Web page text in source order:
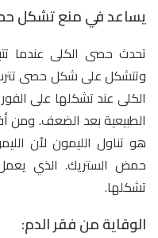
يساعد في منع تشكل
تحدث حصى الكلى عندما
وتتشكل على شكل حصى
الكلى عند تشكلها على
الطبيعية بعد الضعف.
هو تناول الليمون لأن
حمض الستريك. الذي
تشكلها.
الوقاية من فقر الدم: